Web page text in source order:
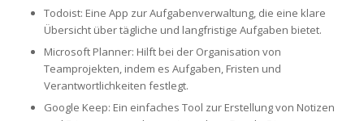
Todoist: Eine App zur Aufgabenverwaltung, die eine klare
Übersicht über tägliche und langfristige Aufgaben bietet.
Microsoft Planner: Hilft bei der Organisation von
Teamprojekten, indem es Aufgaben, Fristen und
Verantwortlichkeiten festlegt.
Google Keep: Ein einfaches Tool zur Erstellung von Notizen